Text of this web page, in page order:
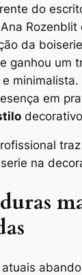
do
Rozenblit
da
ganhou um
em
na